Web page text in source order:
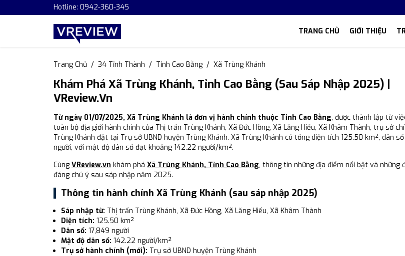
Hotline: 0942-360-345
TRANG CHỦ GIỚI THIỆU
Trang Chủ 34 Tỉnh Thành Tỉnh Cao Bằng Xã Trùng Khánh
Khám Phá Xã Trùng Khánh, Tỉnh Cao Bằng (Sau Sáp Nhập 2025) |
VReview.vn
Từ ngày 01/07/2025, Xã Trùng Khánh là đơn vị hành chính thuộc Tỉnh Cao Bằng, được thành lập từ
toàn bộ địa giới hành chính của Thị trấn Trùng Khánh, Xã Đức Hồng, Xã Lăng Hiếu, Xã Khâm Thành, trụ sở
Trùng Khánh đặt tại Trụ sở UBND huyện Trùng Khánh. Xã Trùng Khánh có tổng diện tích 125.50 km², dân số
người, với mật độ dân số đạt khoảng 142.22 người/km².
Cùng VReview.vn khám phá Xã Trùng Khánh, Tỉnh Cao Bằng, thông tin những địa điểm nổi bật và những
đáng chú ý sau sáp nhập năm 2025.
Thông tin hành chính Xã Trùng Khánh (sau sáp nhập 2025)
Sáp nhập từ: Thị trấn Trùng Khánh, Xã Đức Hồng, Xã Lăng Hiếu, Xã Khâm Thành
Diện tích: 125.50 km²
Dân số: 17,849 người
Mật độ dân số: 142.22 người/km²
Trụ sở hành chính (mới): Trụ sở UBND huyện Trùng Khánh